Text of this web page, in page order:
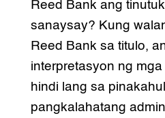
Reed Bank ang
sanaysay? Kung
Reed Bank sa titulo,
interpretasyon ng
hindi lang sa
pangkalahatang